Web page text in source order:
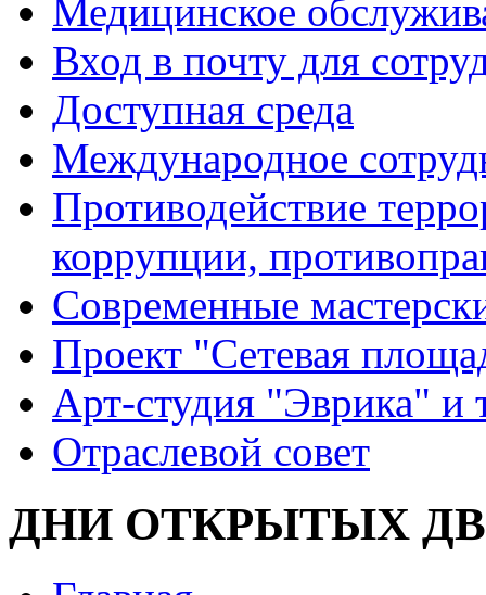
Медицинское
Вход в почту для
Доступная среда
Международное
Противодействие
коррупции,
Современные
Проект "Сетевая
Арт-студия "Эврика" и
Отраслевой совет
ДНИ ОТКРЫТЫХ